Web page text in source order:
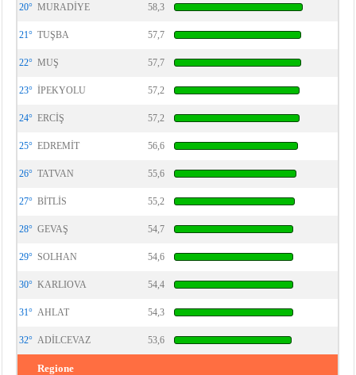
20° MURADİYE 58,3
21° TUŞBA 57,7
22° MUŞ 57,7
23° İPEKYOLU 57,2
24° ERCİŞ 57,2
25° EDREMİT 56,6
26° TATVAN 55,6
27° BİTLİS 55,2
28° GEVAŞ 54,7
29° SOLHAN 54,6
30° KARLIOVA 54,4
31° AHLAT 54,3
32° ADİLCEVAZ 53,6
Regione